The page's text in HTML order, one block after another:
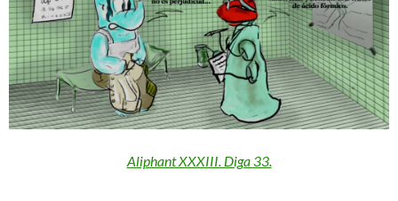
Aliphant XXXIII. Diga 33.